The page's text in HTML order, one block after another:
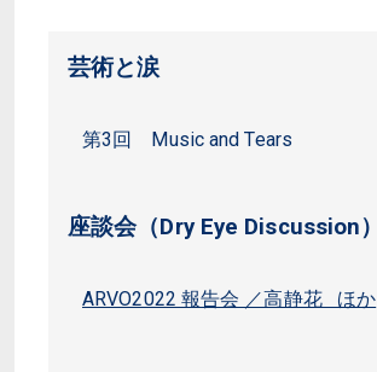
芸術と涙
第3回 Music and Tears
座談会（Dry Eye Discussion）
ARVO2022 報告会 ／高静花 ほか